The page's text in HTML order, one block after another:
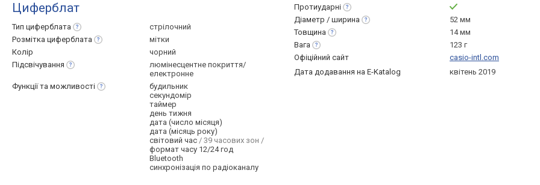
Циферблат
Тип циферблата
стрілочний
Розмітка циферблата
мітки
Колір
чорний
Підсвічування
люмінесцентне покриття/
електронне
Функції та можливості
будильник
секундомір
таймер
день тижня
дата (число місяця)
дата (місяць року)
світовий час / 39 часових зон /
формат часу 12/24 год
Bluetooth
синхронізація по радіоканалу
Протиударні
Діаметр / ширина
52 мм
Товщина
14 мм
Вага
123 г
Офіційний сайт
casio-intl.com
Дата додавання на E-Katalog
квітень 2019